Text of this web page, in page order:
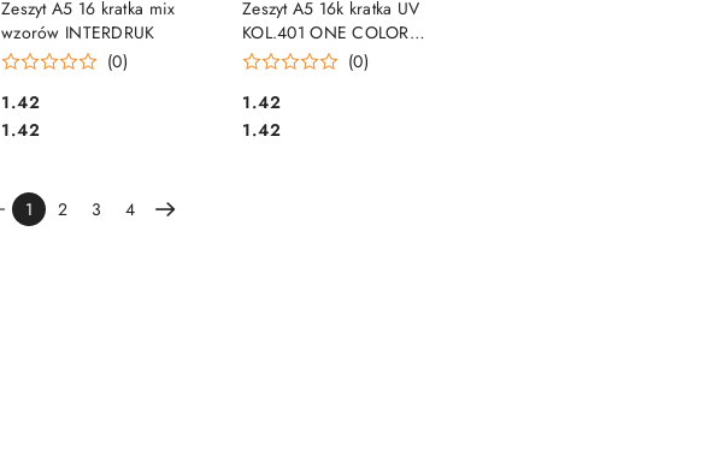
Zeszyt A5 16 kratka mix
wzorów INTERDRUK
(0)
Cena:
1.42
Cena:
1.42
Zeszyt A5 16k kratka UV
KOL.401 ONE COLOR
INTERDRUK
(0)
Cena:
1.42
Cena:
1.42
1 2 3 4